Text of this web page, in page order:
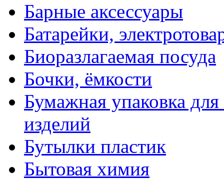
Барные аксессуары
Батарейки,
Биоразлагаемая посуда
Бочки, ёмкости
Бумажная упаковка
изделий
Бутылки пластик
Бытовая химия